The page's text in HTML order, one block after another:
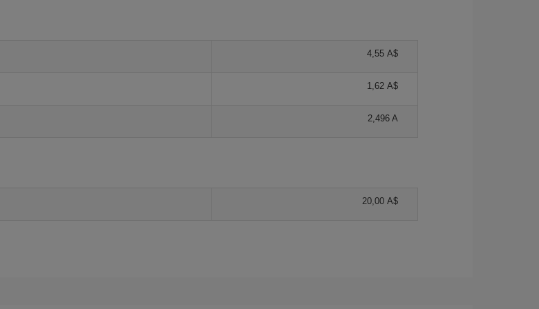
4,55 A$
1,62 A$
2,496 A
20,00 A$